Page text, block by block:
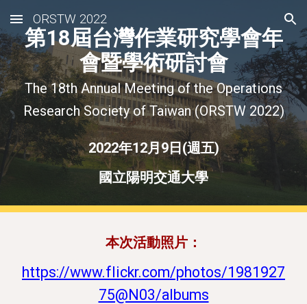
Skip to main content Skip to navigation
ORSTW 2022
第18屆台灣作業研究學會年
會暨學術研討會
The 18th Annual Meeting of the Operations
Research Society of Taiwan (ORSTW 2022)
2022年12月9日(週五)
國立陽明交通大學
本次活動照片：
https://www.flickr.com/photos/1981927
75@N03/albums